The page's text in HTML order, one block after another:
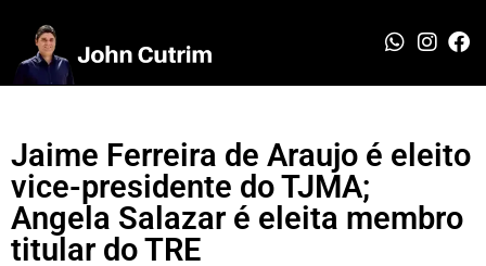
Jaime Ferreira de Araujo é eleito
vice-presidente do TJMA;
Angela Salazar é eleita membro
titular do TRE